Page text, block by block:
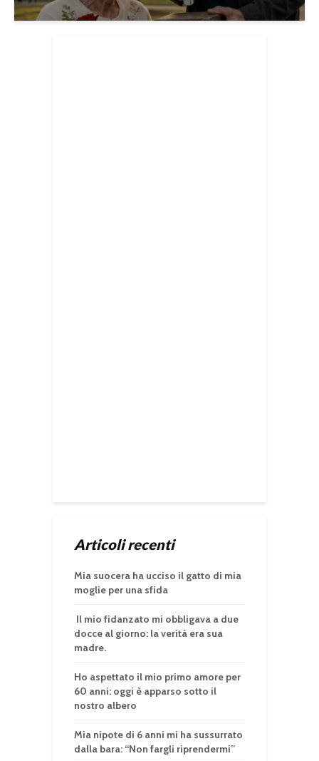
Articoli recenti
Mia suocera ha ucciso il gatto di mia
moglie per una sfida
Il mio fidanzato mi obbligava a due
docce al giorno: la verità era sua
madre.
Ho aspettato il mio primo amore per
60 anni: oggi è apparso sotto il
nostro albero
Mia nipote di 6 anni mi ha sussurrato
dalla bara: “Non fargli riprendermi”